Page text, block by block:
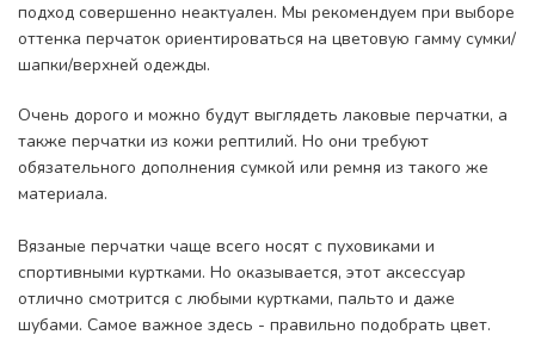
подход совершенно неактуален. Мы рекомендуем при выборе
оттенка перчаток ориентироваться на цветовую гамму сумки/
шапки/верхней одежды.
Очень дорого и можно будут выглядеть лаковые перчатки, а
также перчатки из кожи рептилий. Но они требуют
обязательного дополнения сумкой или ремня из такого же
материала.
Вязаные перчатки чаще всего носят с пуховиками и
спортивными куртками. Но оказывается, этот аксессуар
отлично смотрится с любыми куртками, пальто и даже
шубами. Самое важное здесь - правильно подобрать цвет.